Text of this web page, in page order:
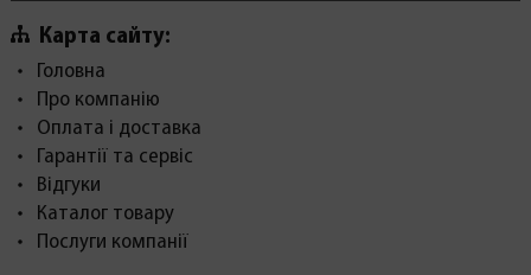
Карта сайту:
Головна
Про компанію
Оплата і доставка
Гарантії та сервіс
Відгуки
Каталог товару
Послуги компанії